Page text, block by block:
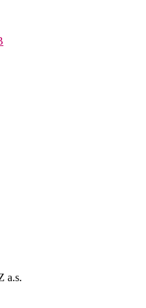
půjčovna kol, vodní sporty na
(na vyžádání).
a.s.